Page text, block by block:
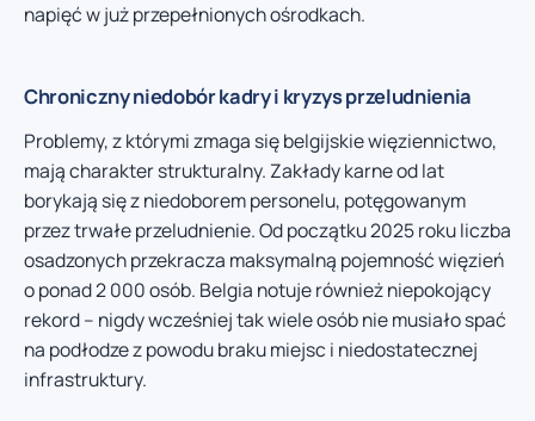
napięć w już przepełnionych ośrodkach.
Chroniczny niedobór kadry i kryzys przeludnienia
Problemy, z którymi zmaga się belgijskie więziennictwo,
mają charakter strukturalny. Zakłady karne od lat
borykają się z niedoborem personelu, potęgowanym
przez trwałe przeludnienie. Od początku 2025 roku liczba
osadzonych przekracza maksymalną pojemność więzień
o ponad 2 000 osób. Belgia notuje również niepokojący
rekord – nigdy wcześniej tak wiele osób nie musiało spać
na podłodze z powodu braku miejsc i niedostatecznej
infrastruktury.